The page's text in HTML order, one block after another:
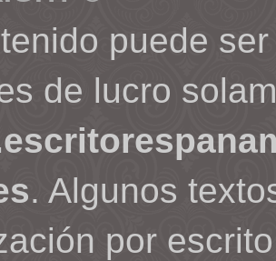
puede
de lucro
. Algunos
por